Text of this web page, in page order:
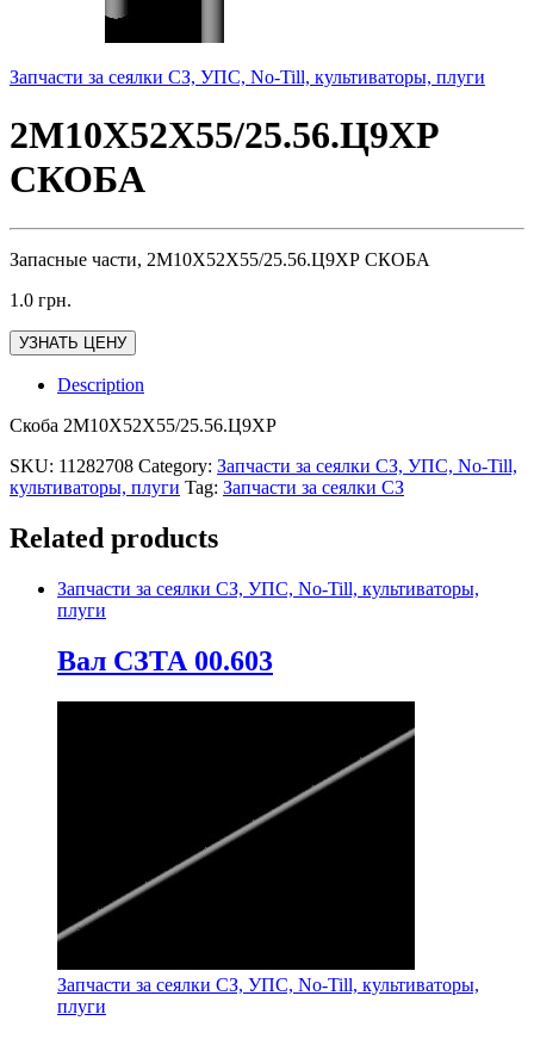
Запчасти за сеялки СЗ, УПС, No-Till, культиваторы, плуги
2М10Х52Х55/25.56.Ц9ХР
СКОБА
Запасные части, 2М10Х52Х55/25.56.Ц9ХР СКОБА
1.0 грн.
УЗНАТЬ ЦЕНУ
Description
Скоба 2М10Х52Х55/25.56.Ц9ХР
SKU: 11282708 Category: Запчасти за сеялки СЗ, УПС, No-Till,
культиваторы, плуги Tag: Запчасти за сеялки СЗ
Related products
Запчасти за сеялки СЗ, УПС, No-Till, культиваторы,
плуги
Вал СЗТА 00.603
Запчасти за сеялки СЗ, УПС, No-Till, культиваторы,
плуги